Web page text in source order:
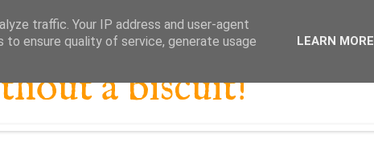
a biscuit!
traffic. Your IP address and user-agent
ensure quality of service, generate usage
LEARN MORE